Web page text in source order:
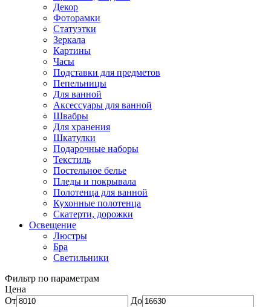
Декор
Фоторамки
Статуэтки
Зеркала
Картины
Часы
Подставки для предметов
Пепельницы
Для ванной
Аксессуары для ванной
Швабры
Для хранения
Шкатулки
Подарочные наборы
Текстиль
Постельное белье
Пледы и покрывала
Полотенца для ванной
Кухонные полотенца
Скатерти, дорожки
Освещение
Люстры
Бра
Светильники
Фильтр по параметрам
Цена
От
До